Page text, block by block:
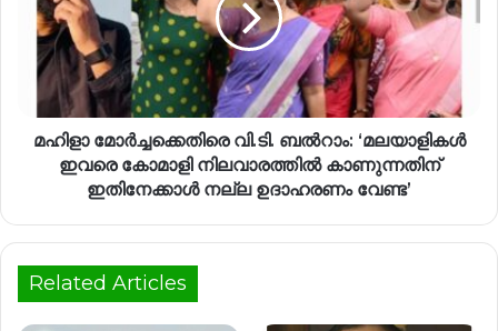
മഹിളാ മോർച്ചക്കെതിരെ വി.ടി. ബൽറാം: ‘മലയാളികൾ
ഇവരെ കോമാളി നിലവാരത്തിൽ കാണുന്നതിന്
ഇതിനേക്കാൾ നല്ല ഉദാഹരണം വേണ്ട’
Related Articles